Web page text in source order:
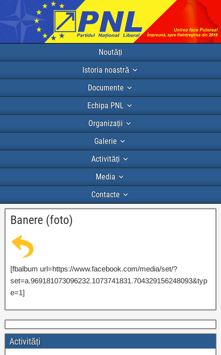
Noutăți
Istoria noastră
Documente
Echipa PNL
Organizații
Galerie
Activități
Media
Contacte
Banere (foto)
[fbalbum url=https://www.facebook.com/media/set/?
set=a.969181073096232.1073741831.704329156248093&typ
e=1]
Activități